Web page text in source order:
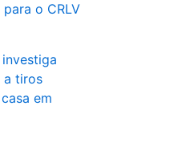
o CRLV
a tiros
em